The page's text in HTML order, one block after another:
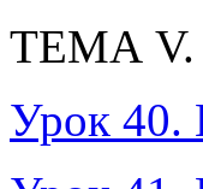
ТЕМА V.
Урок